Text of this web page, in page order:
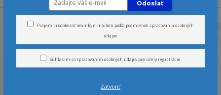
Úvod Blog
Blog
z 5
Odoslať
Prajem si odoberať novinky e-mailom podľa podmienok spracovania osobných
údajov.
Súhlasím so spracovaním osobných údajovpre účely registrácie.
Zatvoriť